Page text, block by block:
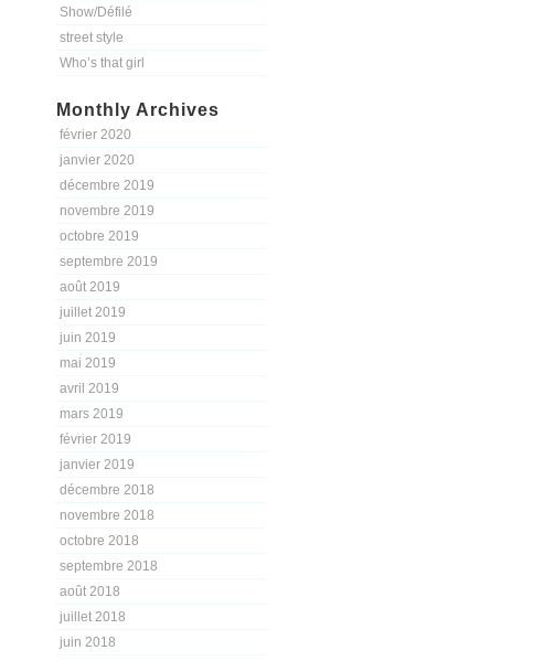
Show/Défilé
street style
Who’s that girl
Monthly Archives
février 2020
janvier 2020
décembre 2019
novembre 2019
octobre 2019
septembre 2019
août 2019
juillet 2019
juin 2019
mai 2019
avril 2019
mars 2019
février 2019
janvier 2019
décembre 2018
novembre 2018
octobre 2018
septembre 2018
août 2018
juillet 2018
juin 2018